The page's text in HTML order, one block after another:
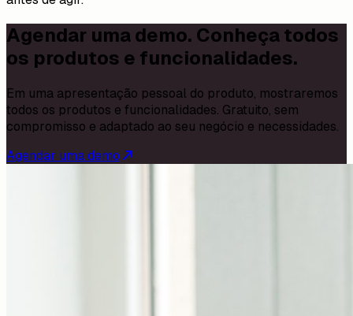
Agendar uma demo. Conheça todos
os produtos e funcionalidades.
Em uma apresentação pessoal do produto, mostraremos
todos os produtos e funcionalidades. Gratuito, sem
compromisso e adaptado ao seu negócio e necessidades.
Agendar uma demo